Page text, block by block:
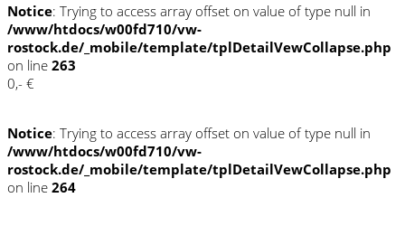
Notice: Trying to access array offset on value of type null in
/www/htdocs/w00fd710/vw-
rostock.de/_mobile/template/tplDetailVewCollapse.php
on line 263
0,- €
Notice: Trying to access array offset on value of type null in
/www/htdocs/w00fd710/vw-
rostock.de/_mobile/template/tplDetailVewCollapse.php
on line 264